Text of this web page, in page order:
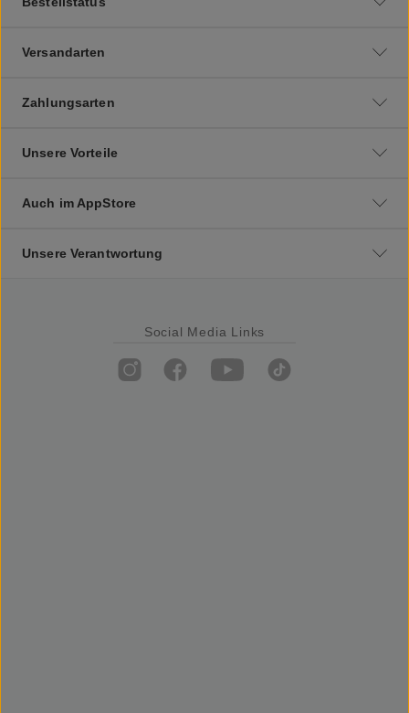
Versandarten
Zahlungsarten
Unsere Vorteile
Auch im AppStore
Unsere Verantwortung
Social Media Links